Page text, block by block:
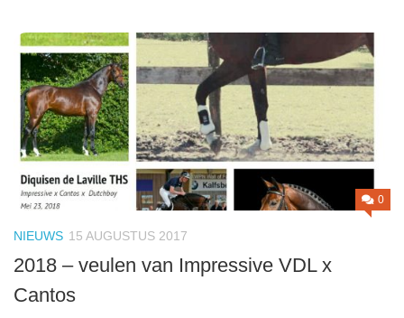
0
NIEUWS 15 AUGUSTUS 2017
2018 – veulen van Impressive VDL x
Cantos